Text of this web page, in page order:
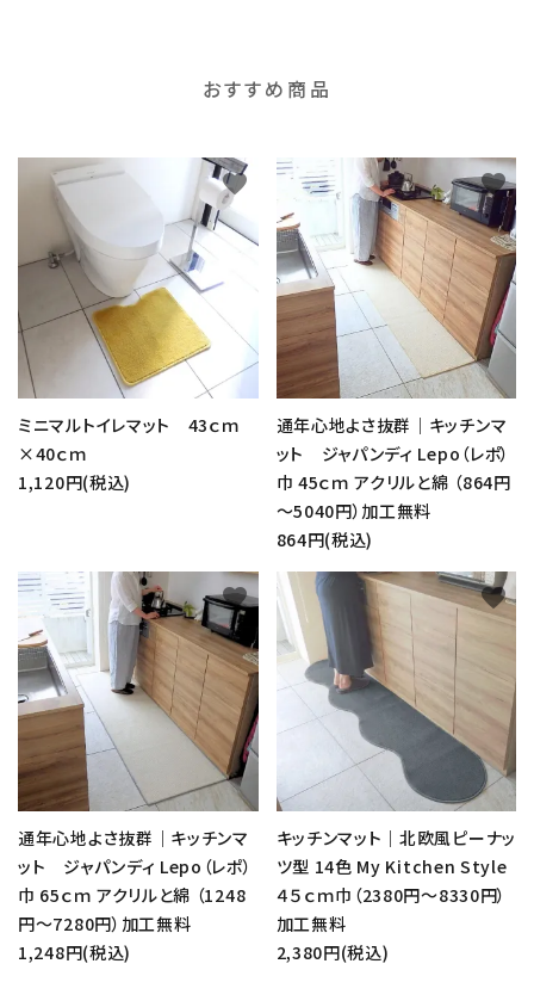
おすすめ商品
ミニマルトイレマット 43ｃｍ
×40ｃｍ
1,120円(税込)
favorite
通年心地よさ抜群｜キッチンマ
ット ジャパンディ Lepo（レポ）
巾 45ｃｍ アクリルと綿 （864円
～5040円）加工無料
864円(税込)
favorite
通年心地よさ抜群｜キッチンマ
ット ジャパンディ Lepo（レポ）
巾 65ｃｍ アクリルと綿 （1248
円～7280円）加工無料
1,248円(税込)
favorite
キッチンマット｜北欧風ピーナッ
ツ型 14色 My Kitchen Style
４５ｃｍ巾（2380円～8330円）
加工無料
2,380円(税込)
favorite